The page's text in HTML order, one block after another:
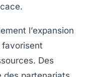
l’expansion
favorisent
Des